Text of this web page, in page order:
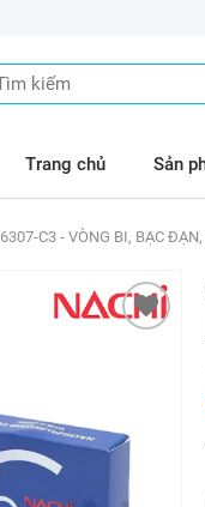
Trang chủ Sản
6307-C3 - VÒNG BI, BẠC